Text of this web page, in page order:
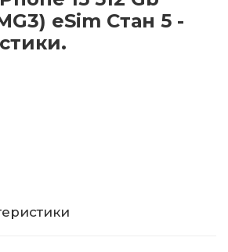
eSim Стан 5 -